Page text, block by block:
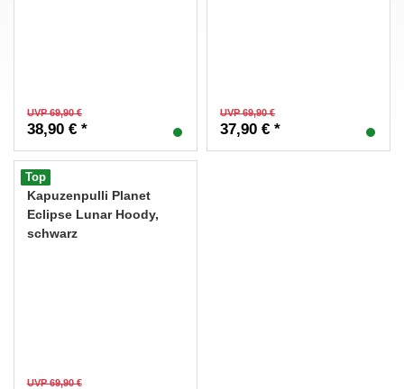
UVP 69,90 €
38,90 € *
UVP 69,90 €
37,90 € *
Top
Kapuzenpulli Planet
Eclipse Lunar Hoody,
schwarz
UVP 69,90 €